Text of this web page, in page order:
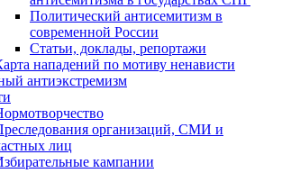
Политический антисемитизм в
современной России
Статьи, доклады, репортажи
нападений по мотиву ненависти
антиэкстремизм
организаций, СМИ и
лиц
кампании